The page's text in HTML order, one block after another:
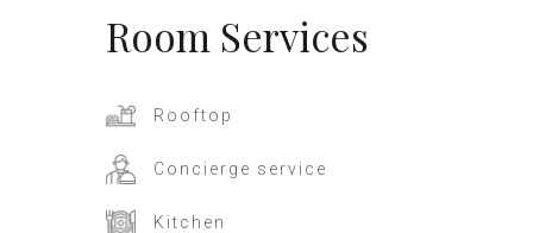
Room Services
Rooftop
Concierge service
Kitchen